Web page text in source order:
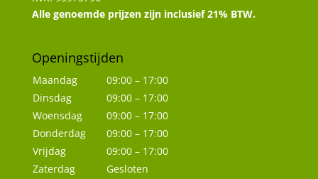
Alle genoemde prijzen zijn inclusief 21% BTW.
Openingstijden
Maandag
09:00 – 17:00
Dinsdag
09:00 – 17:00
Woensdag
09:00 – 17:00
Donderdag
09:00 – 17:00
Vrijdag
09:00 – 17:00
Zaterdag
Gesloten